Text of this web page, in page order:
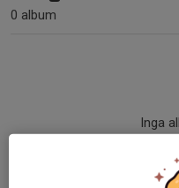
0 album
Inga